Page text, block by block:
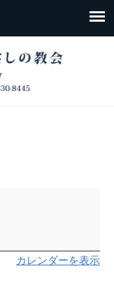
カレンダーを表示